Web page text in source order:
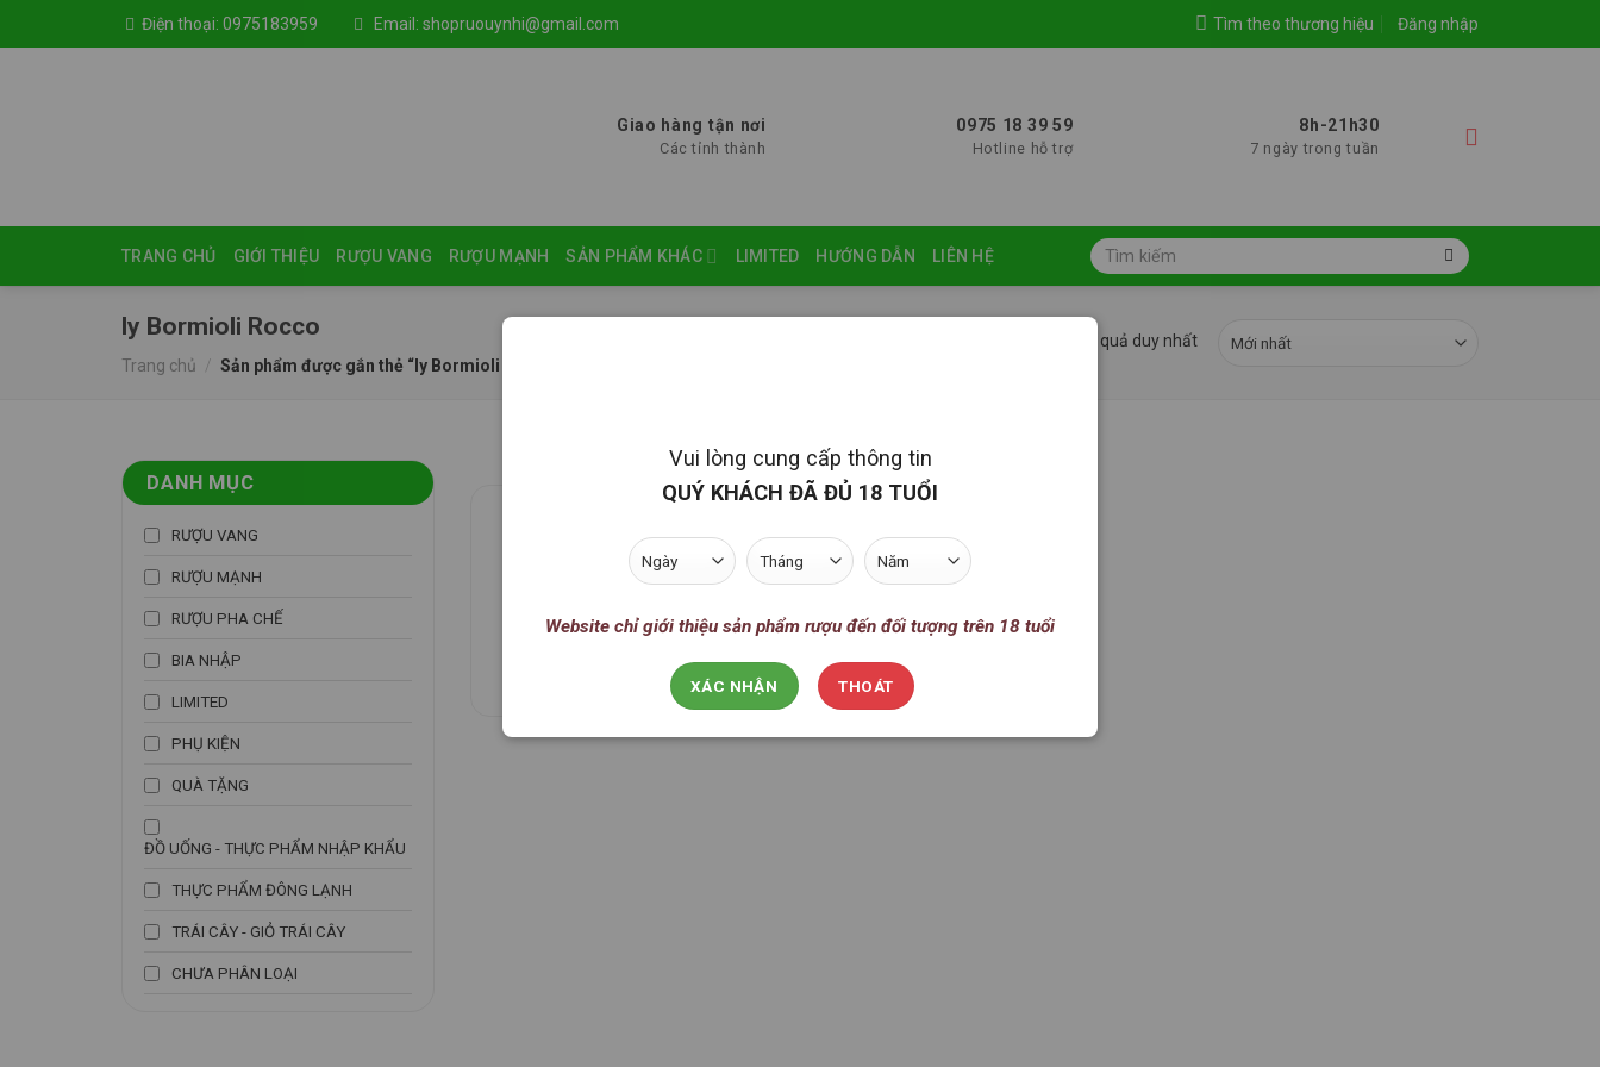
Điện thoại: 0975183959 Email: shopruouynhi@gmail.com Tìm theo thương hiệu Đăng nhập
Giao hàng tận nơi
Các tỉnh thành
0975 18 39 59
Hotline hỗ trợ
8h-21h30
7 ngày trong tuần
TRANG CHỦ GIỚI THIỆU RƯỢU VANG RƯỢU MẠNH SẢN PHẨM KHÁC LIMITED HƯỚNG DẪN LIÊN HỆ
Tìm
kiếm:
ly Bormioli Rocco
Trang chủ / Sản phẩm được gắn thẻ “ly Bormioli Rocco”
Hiển thị kết quả duy nhất
DANH MỤC
RƯỢU VANG
RƯỢU MẠNH
RƯỢU PHA CHẾ
BIA NHẬP
LIMITED
PHỤ KIỆN
QUÀ TẶNG
ĐỒ UỐNG - THỰC PHẨM NHẬP KHẨU
THỰC PHẨM ĐÔNG LẠNH
TRÁI CÂY - GIỎ TRÁI CÂY
CHƯA PHÂN LOẠI
LY RƯỢU MẠNH
Ly rượu thủy tinh Rock Bar 7cl
VNĐ
Vui lòng cung cấp thông tin
QUÝ KHÁCH ĐÃ ĐỦ 18 TUỔI
Website chỉ giới thiệu sản phẩm rượu đến đối tượng trên 18 tuổi
XÁC NHẬN THOÁT